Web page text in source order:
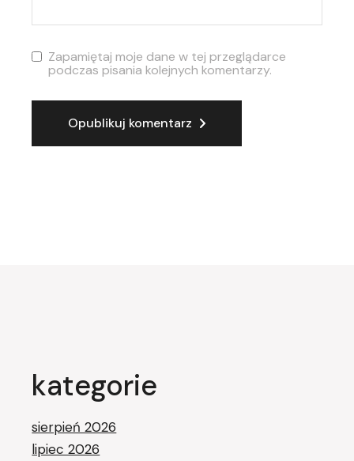
Zapamiętaj moje dane w tej przeglądarce
podczas pisania kolejnych komentarzy.
Opublikuj komentarz
kategorie
sierpień 2026
lipiec 2026